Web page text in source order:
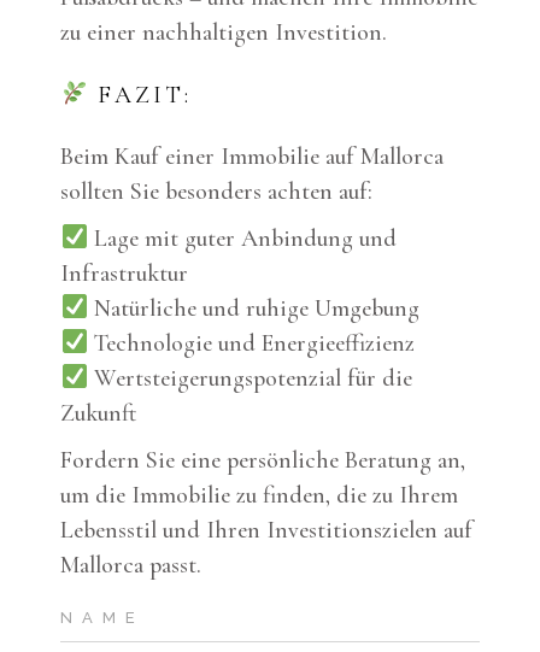
zu einer nachhaltigen Investition.
FAZIT:
Beim Kauf einer Immobilie auf Mallorca
sollten Sie besonders achten auf:
Lage mit guter Anbindung und
Infrastruktur
Natürliche und ruhige Umgebung
Technologie und Energieeffizienz
Wertsteigerungspotenzial für die
Zukunft
Fordern Sie eine persönliche Beratung an,
um die Immobilie zu finden, die zu Ihrem
Lebensstil und Ihren Investitionszielen auf
Mallorca passt.